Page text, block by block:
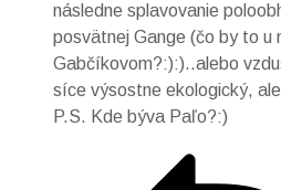
následne splavovanie
posvätnej Gange (čo by to u
Gabčíkovom?:):)..alebo
síce výsostne ekologický,
P.S. Kde býva Paľo?:)